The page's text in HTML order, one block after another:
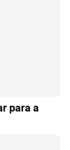
para a